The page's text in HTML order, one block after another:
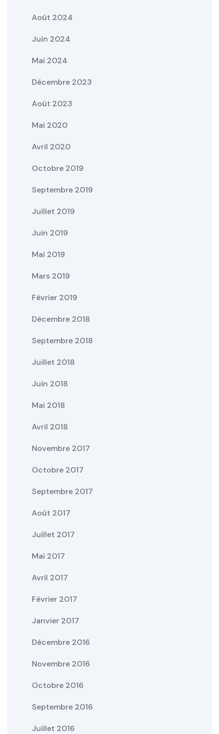
Août 2024
Juin 2024
Mai 2024
Décembre 2023
Août 2023
Mai 2020
Avril 2020
Octobre 2019
Septembre 2019
Juillet 2019
Juin 2019
Mai 2019
Mars 2019
Février 2019
Décembre 2018
Septembre 2018
Juillet 2018
Juin 2018
Mai 2018
Avril 2018
Novembre 2017
Octobre 2017
Septembre 2017
Août 2017
Juillet 2017
Mai 2017
Avril 2017
Février 2017
Janvier 2017
Décembre 2016
Novembre 2016
Octobre 2016
Septembre 2016
Juillet 2016